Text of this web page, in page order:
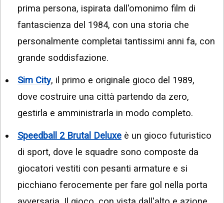
prima persona, ispirata dall'omonimo film di
fantascienza del 1984, con una storia che
personalmente completai tantissimi anni fa, con
grande soddisfazione.
Sim City, il primo e originale gioco del 1989,
dove costruire una città partendo da zero,
gestirla e amministrarla in modo completo.
Speedball 2 Brutal Deluxe è un gioco futuristico
di sport, dove le squadre sono composte da
giocatori vestiti con pesanti armature e si
picchiano ferocemente per fare gol nella porta